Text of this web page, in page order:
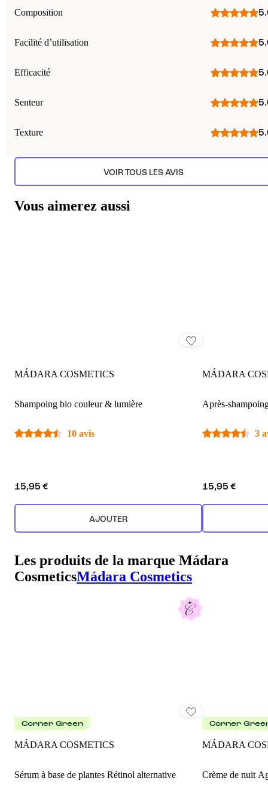
Composition
Facilité d’utilisation
Efficacité
Senteur
Texture
VOIR TOUS LES AVIS
Vous aimerez aussi
MÁDARA COSMETICS
Shampoing bio couleur & lumière
10 avis
15,95 €
AJOUTER
MÁDARA
Après-
3
15,95 €
Les produits de la marque Mádara
CosmeticsMádara Cosmetics
Corner Green
MÁDARA COSMETICS
Sérum à base de plantes Rétinol alternative
Corner
MÁDARA
Crème de nuit